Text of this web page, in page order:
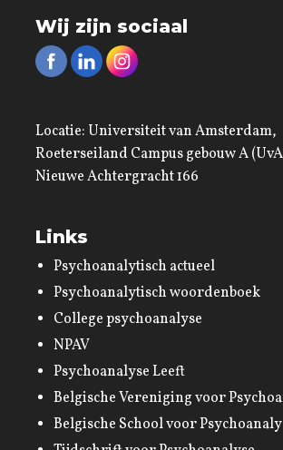
Wij zijn sociaal
Locatie: Universiteit van Amsterdam,
Roeterseiland Campus gebouw A
Nieuwe Achtergracht 166
Links
Psychoanalytisch actueel
Psychoanalytisch woordenboek
College psychoanalyse
NPAV
Psychoanalyse Leeft
Belgische Vereniging voor
Belgische School voor